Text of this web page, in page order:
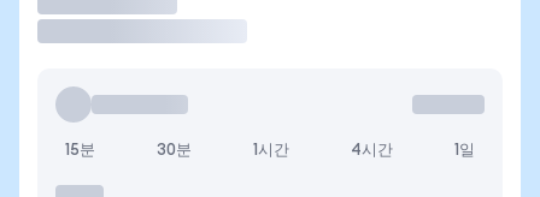
15분 30분 1시간 4시간 1일